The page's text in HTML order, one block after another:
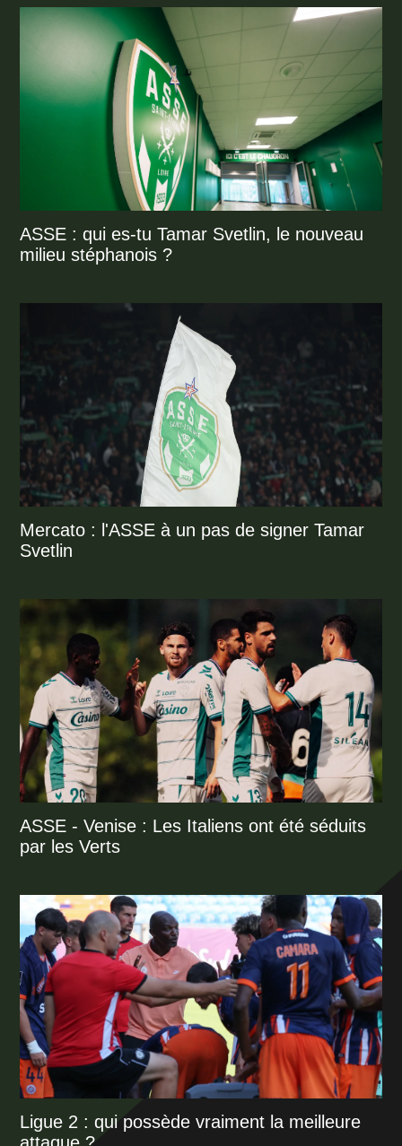
ASSE : qui es-tu Tamar Svetlin, le nouveau
milieu stéphanois ?
Mercato : l'ASSE à un pas de signer Tamar
Svetlin
ASSE - Venise : Les Italiens ont été séduits
par les Verts
Ligue 2 : qui possède vraiment la meilleure